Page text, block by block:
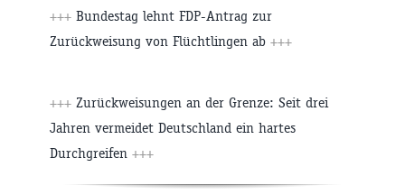
+++ Bundestag lehnt FDP-Antrag zur
Zurückweisung von Flüchtlingen ab +++
+++ Zurückweisungen an der Grenze: Seit drei
Jahren vermeidet Deutschland ein hartes
Durchgreifen +++